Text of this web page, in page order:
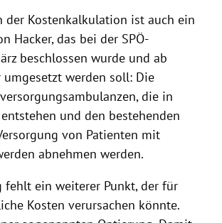
der Kostenkalkulation ist auch ein
Hacker, das bei der SPÖ-
beschlossen wurde und ab
umgesetzt werden soll: Die
die in
und den bestehenden
von Patienten mit
abnehmen werden.
fehlt ein weiterer Punkt, der für
Kosten verursachen könnte.